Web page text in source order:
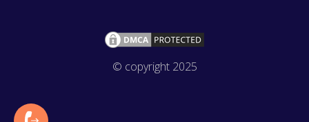
© copyright 2025